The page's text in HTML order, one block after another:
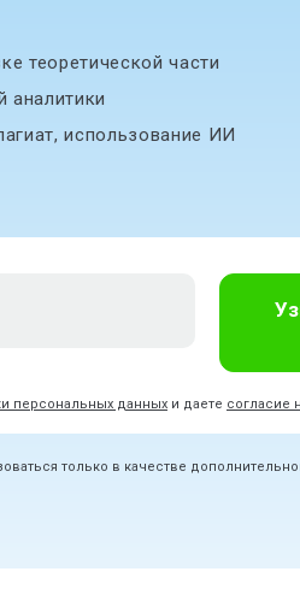
теоретической части
аналитики
использование ИИ
персональных данных и даете согласие
только в качестве